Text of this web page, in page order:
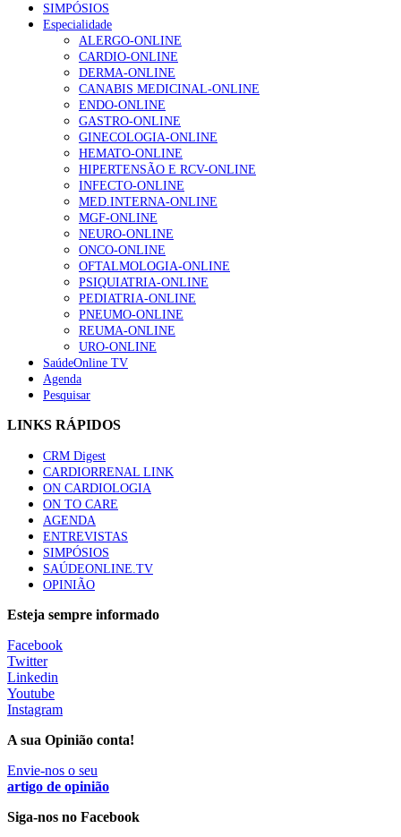
NOTÍCIAS MAIS LIDAS
Enfermagem Forense. “Da urgência ao tribunal, cada
gesto conta e cada profissional faz a diferença”
202 visualizações
Alguns milhares de utentes podem ficar sem médico de
família com nova regras do registo, alerta associação
175 visualizações
Quase quatro em cada dez doentes com enfarte
apresentavam níveis elevados de Lp(a), revela estudo
86 visualizações
“Os programas de rastreio do cancro do pulmão são
custo-efetivos e representam um investimento
sustentável para os sistemas de saúde”
66 visualizações
Trodelvy aprovado para primeira linha no cancro da
mama triplo negativo metastático em doentes não
elegíveis para inibidores PD-(L)1
61 visualizações
Especialistas defendem mais potássio na alimentação
para ajudar a controlar a hipertensão
57 visualizações
MAIS NOTÍCIAS
Sindicato diz que nova carreira de médicos dentistas reforça
estabilidade no SNS
6 Ago, 2026|0 Comments
Mais de 400 utentes beneficiaram de comparticipação reforçada
para tratamentos de infertilidade na Madeira
SIMPÓSIOS
Especialidade
ALERGO-ONLINE
CARDIO-ONLINE
DERMA-ONLINE
CANABIS MEDICINAL-ONLINE
ENDO-ONLINE
GASTRO-ONLINE
GINECOLOGIA-ONLINE
HEMATO-ONLINE
HIPERTENSÃO E RCV-ONLINE
INFECTO-ONLINE
MED.INTERNA-ONLINE
MGF-ONLINE
NEURO-ONLINE
ONCO-ONLINE
OFTALMOLOGIA-ONLINE
PSIQUIATRIA-ONLINE
PEDIATRIA-ONLINE
PNEUMO-ONLINE
REUMA-ONLINE
URO-ONLINE
SaúdeOnline TV
Agenda
Pesquisar
LINKS RÁPIDOS
CRM Digest
CARDIORRENAL LINK
ON CARDIOLOGIA
ON TO CARE
AGENDA
ENTREVISTAS
SIMPÓSIOS
SAÚDEONLINE.TV
OPINIÃO
Esteja sempre informado
Facebook
Twitter
Linkedin
Youtube
Instagram
A sua Opinião conta!
Envie-nos o seu
artigo de opinião
Siga-nos no Facebook